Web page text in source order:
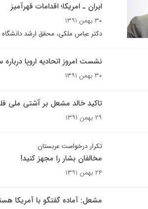
ایران ـ امریکا؛ اقدامات قهرآمیز
۳۰ بهمن ۱۳۹۱
دکتر عباس ملکی، محقق ارشد دانشگاه
نشست امروز اتحادیه اروپا درباره
۳۰ بهمن ۱۳۹۱
تاکید خالد مشعل بر آشتی ملی
۲۹ بهمن ۱۳۹۱
تکرار درخواست عربستان
مخالفان بشار را مجهز کنید!
۲۴ بهمن ۱۳۹۱
مشعل: آماده گفتگو با آمریکا